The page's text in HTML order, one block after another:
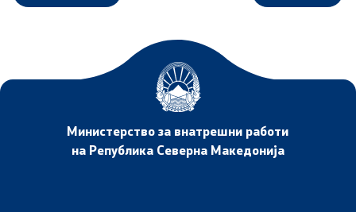
Раководни лица
Транспарентност
Министерство за внатрешни работи
на Република Северна Македонија